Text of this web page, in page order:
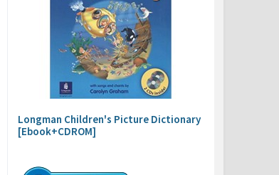
Longman Children's Picture Dictionary
[Ebook+CDROM]